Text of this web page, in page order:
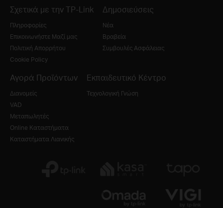
Σχετικά με την TP-Link
Πληροφορίες
Επικοινωνήστε Μαζί μας
Πολιτική Απορρήτου
Cookie Policy
Δημοσιεύσεις
Νέα
Βραβεία
Συμβουλές Ασφάλειας
Αγορά Προϊόντων
Διανομείς
VAD
Μεταπωλητές
Online Καταστήματα
Καταστήματα Λιανικής
Εκπαιδευτικό Κέντρο
Τεχνολογική Γνώση